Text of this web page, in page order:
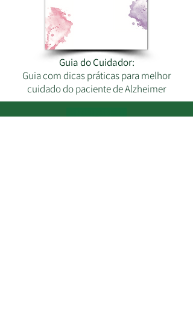
Guia do Cuidador:
Guia com dicas práticas para melhor
cuidado do paciente de Alzheimer